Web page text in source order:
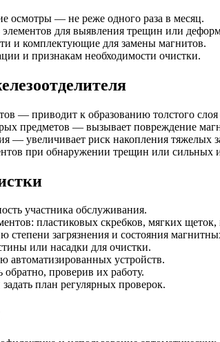
осмотры — не реже одного раза в месяц.
для выявления трещин или
и комплектующие для замены магнитов.
и признакам необходимости очистки.
— приводит к образованию толстого
предметов — вызывает повреждение
— увеличивает риск накопления тяжелых
при обнаружении трещин или сильных
участника обслуживания.
пластиковых скребков, мягких
загрязнения и состояния
или насадки для очистки.
устройств.
проверив их работу.
план регулярных проверок.